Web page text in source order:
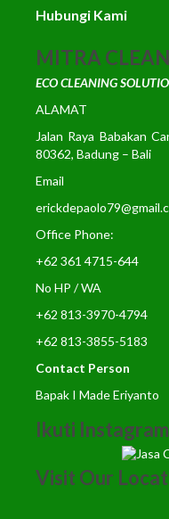
Hubungi Kami
MITRA
ECO CLEANING
ALAMAT
Jalan Raya Babakan
80362, Badung – Bali
Email
Office Phone:
+62 361 4715-644
No HP / WA
+62 813-3970-4794
+62 813-3855-5183
Contact Person
Bapak I Made Eriyanto
Ikuti
Visit Our